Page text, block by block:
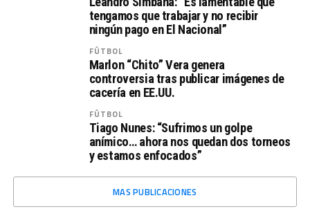
tengamos que trabajar y no recibir
ningún pago en El Nacional”
FÚTBOL
Marlon “Chito” Vera genera
controversia tras publicar imágenes de
cacería en EE.UU.
FÚTBOL
Tiago Nunes: “Sufrimos un golpe
anímico… ahora nos quedan dos torneos
y estamos enfocados”
MAS PUBLICACIONES